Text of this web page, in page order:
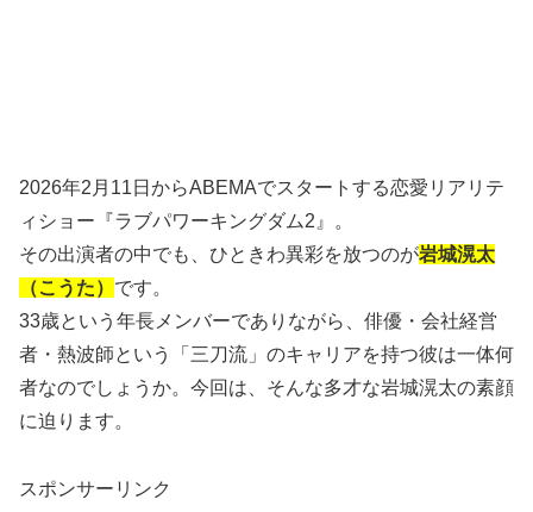
2026年2月11日からABEMAでスタートする恋愛リアリテ
ィショー『ラブパワーキングダム2』。
その出演者の中でも、ひときわ異彩を放つのが岩城滉太
（こうた） です。
33歳という年長メンバーでありながら、俳優・会社経営
者・熱波師という「三刀流」のキャリアを持つ彼は一体何
者なのでしょうか。今回は、そんな多才な岩城滉太の素顔
に迫ります。
スポンサーリンク